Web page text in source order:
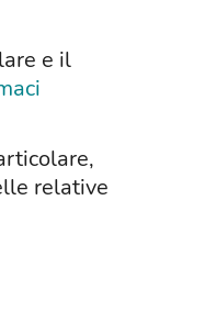
e il
relative